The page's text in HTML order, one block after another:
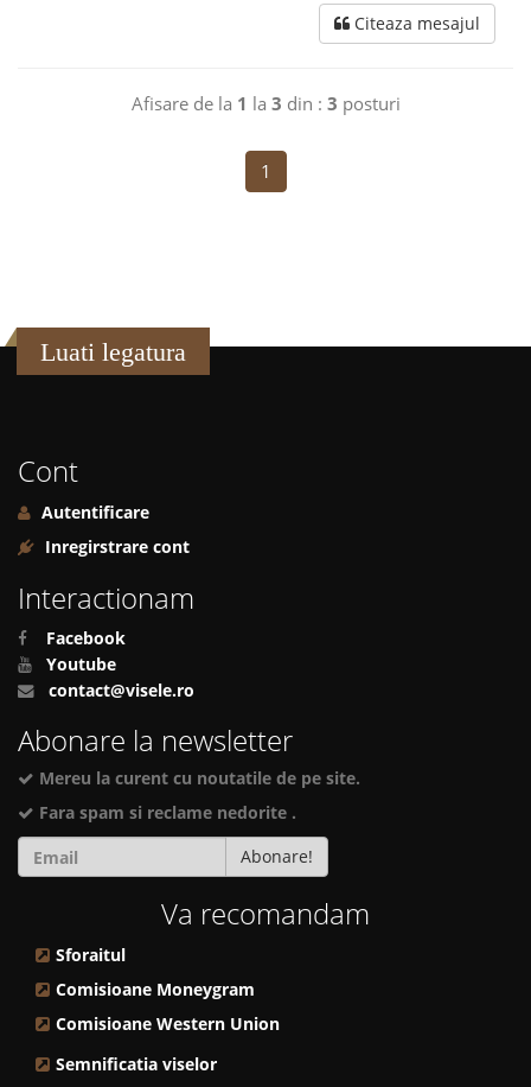
Citeaza mesajul
Afisare de la 1 la 3 din : 3 posturi
1
Luati legatura
Cont
Autentificare
Inregirstrare cont
Interactionam
Facebook
Youtube
contact@visele.ro
Abonare la newsletter
Mereu la curent cu noutatile de pe site.
Fara spam si reclame nedorite .
Abonare!
Va recomandam
Sforaitul
Comisioane Moneygram
Comisioane Western Union
Semnificatia viselor